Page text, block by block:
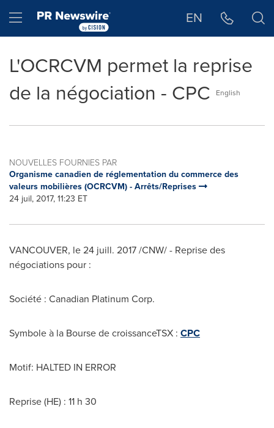
Hamburger menu EN
L'OCRCVM permet la reprise
de la négociation - CPC
English
NOUVELLES FOURNIES PAR
Organisme canadien de réglementation du commerce des
valeurs mobilières (OCRCVM) - Arrêts/Reprises
24 juil, 2017, 11:23 ET
VANCOUVER, le 24 juill. 2017 /CNW/ - Reprise des
négociations pour :
Société : Canadian Platinum Corp.
Symbole à la Bourse de croissanceTSX : CPC
Motif: HALTED IN ERROR
Reprise (HE) : 11 h 30